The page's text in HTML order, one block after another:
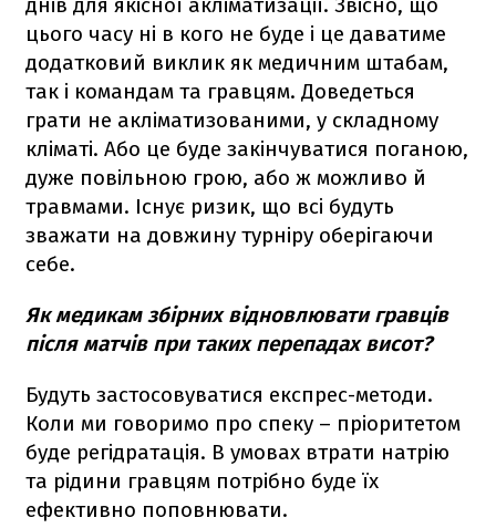
цього часу ні в кого не буде і це даватиме
додатковий виклик як медичним штабам,
так і командам та гравцям. Доведеться
грати не акліматизованими, у складному
кліматі. Або це буде закінчуватися поганою,
дуже повільною грою, або ж можливо й
травмами. Існує ризик, що всі будуть
зважати на довжину турніру оберігаючи
себе.
Як медикам збірних відновлювати гравців
після матчів при таких перепадах висот?
Будуть застосовуватися експрес-методи.
Коли ми говоримо про спеку – пріоритетом
буде регідратація. В умовах втрати натрію
та рідини гравцям потрібно буде їх
ефективно поповнювати.